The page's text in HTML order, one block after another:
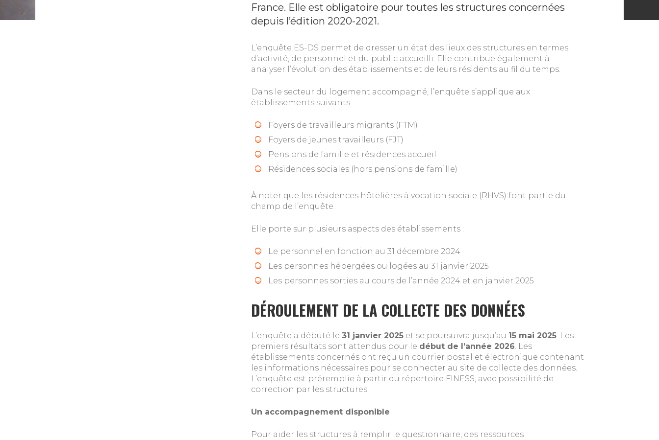
France. Elle est obligatoire pour toutes les structures concernées
depuis l’édition 2020-2021.
L’enquête ES-DS permet de dresser un état des lieux des structures en termes
d’activité, de personnel et du public accueilli. Elle contribue également à
analyser l’évolution des établissements et de leurs résidents au fil du temps.
Dans le secteur du logement accompagné, l’enquête s’applique aux
établissements suivants :
Foyers de travailleurs migrants (FTM)
Foyers de jeunes travailleurs (FJT)
Pensions de famille et résidences accueil
Résidences sociales (hors pensions de famille)
À noter que les résidences hôtelières à vocation sociale (RHVS) font partie du
champ de l’enquête.
Elle porte sur plusieurs aspects des établissements :
Le personnel en fonction au 31 décembre 2024
Les personnes hébergées ou logées au 31 janvier 2025
Les personnes sorties au cours de l’année 2024 et en janvier 2025
DÉROULEMENT DE LA COLLECTE DES DONNÉES
L’enquête a débuté le 31 janvier 2025et se poursuivra jusqu’au 15 mai 2025. Les
premiers résultats sont attendus pour le début de l’année 2026. Les
établissements concernés ont reçu un courrier postal et électronique contenant
les informations nécessaires pour se connecter au site de collecte des données.
L’enquête est préremplie à partir du répertoire FINESS, avec possibilité de
correction par les structures.
Un accompagnement disponible
Pour aider les structures à remplir le questionnaire, des ressources